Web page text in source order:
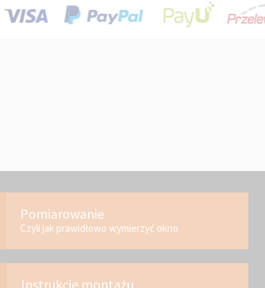
Pomiarowanie
Czyli jak prawidłowo wymierzyć okno
Instrukcje montażu